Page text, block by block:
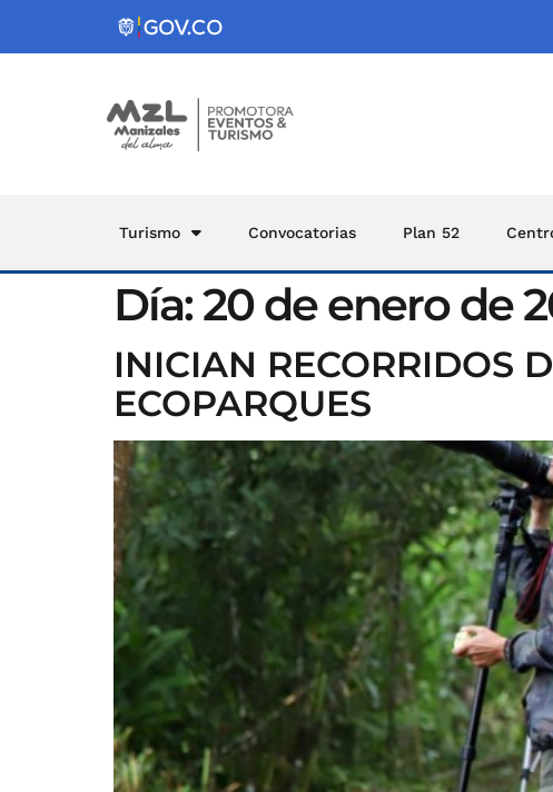
Turismo Convocatorias Plan 52
Día:20 de enero de
INICIAN RECORRIDOS
ECOPARQUES